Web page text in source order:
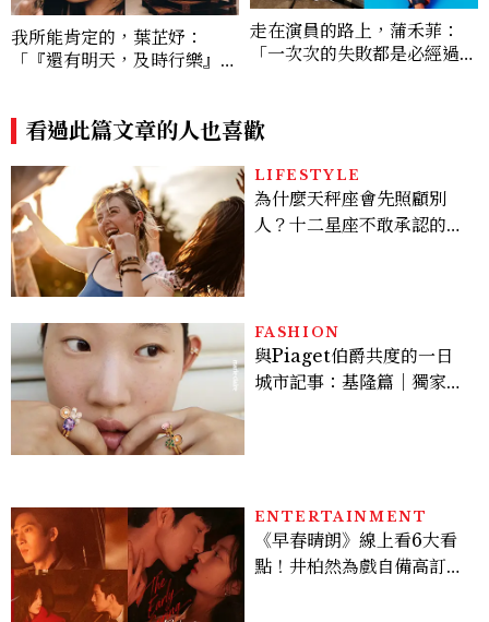
我所能肯定的，葉芷妤：
「『還有明天，及時行樂』，
走在演員的路上，蒲禾菲：
「一次次的失敗都是必經過
看過此篇文章的人也喜歡
LIFESTYLE
為什麼天秤座會先照顧別
人？十二星座不敢承認的一
FASHION
與Piaget伯爵共度的一日
城市記事：基隆篇｜獨家影
ENTERTAINMENT
《早春晴朗》線上看6大看
點！井柏然為戲自備高訂，